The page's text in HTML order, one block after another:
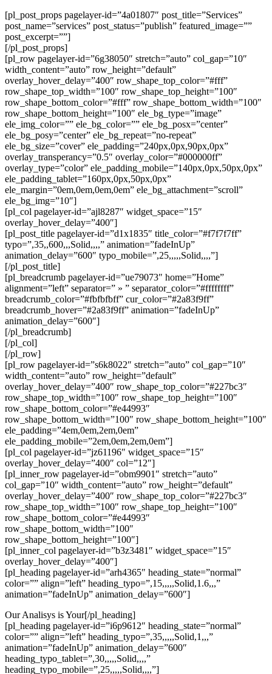
[pl_post_props pagelayer-id=”4a01807″ post_title=”Services”
post_name=”services” post_status=”publish” featured_image=””
post_excerpt=””]
[/pl_post_props]
[pl_row pagelayer-id=”6g38050″ stretch=”auto” col_gap=”10″
width_content=”auto” row_height=”default”
overlay_hover_delay=”400″ row_shape_top_color=”#fff”
row_shape_top_width=”100″ row_shape_top_height=”100″
row_shape_bottom_color=”#fff” row_shape_bottom_width=”100″
row_shape_bottom_height=”100″ ele_bg_type=”image”
ele_img_color=”” ele_bg_color=”” ele_bg_posx=”center”
ele_bg_posy=”center” ele_bg_repeat=”no-repeat”
ele_bg_size=”cover” ele_padding=”240px,0px,90px,0px”
overlay_transperancy=”0.5″ overlay_color=”#000000ff”
overlay_type=”color” ele_padding_mobile=”140px,0px,50px,0px”
ele_padding_tablet=”160px,0px,50px,0px”
ele_margin=”0em,0em,0em,0em” ele_bg_attachment=”scroll”
ele_bg_img=”10″]
[pl_col pagelayer-id=”ajl8287″ widget_space=”15″
overlay_hover_delay=”400″]
[pl_post_title pagelayer-id=”d1x1835″ title_color=”#f7f7f7ff”
typo=”,35,,600,,,Solid,,,,” animation=”fadeInUp”
animation_delay=”600″ typo_mobile=”,25,,,,,Solid,,,,”]
[/pl_post_title]
[pl_breadcrumb pagelayer-id=”ue79073″ home=”Home”
alignment=”left” separator=” » ” separator_color=”#ffffffff”
breadcrumb_color=”#fbfbfbff” cur_color=”#2a83f9ff”
breadcrumb_hover=”#2a83f9ff” animation=”fadeInUp”
animation_delay=”600″]
[/pl_breadcrumb]
[/pl_col]
[/pl_row]
[pl_row pagelayer-id=”s6k8022″ stretch=”auto” col_gap=”10″
width_content=”auto” row_height=”default”
overlay_hover_delay=”400″ row_shape_top_color=”#227bc3″
row_shape_top_width=”100″ row_shape_top_height=”100″
row_shape_bottom_color=”#e44993″
row_shape_bottom_width=”100″ row_shape_bottom_height=”100″
ele_padding=”4em,0em,2em,0em”
ele_padding_mobile=”2em,0em,2em,0em”]
[pl_col pagelayer-id=”jz61196″ widget_space=”15″
overlay_hover_delay=”400″ col=”12″]
[pl_inner_row pagelayer-id=”obm9901″ stretch=”auto”
col_gap=”10″ width_content=”auto” row_height=”default”
overlay_hover_delay=”400″ row_shape_top_color=”#227bc3″
row_shape_top_width=”100″ row_shape_top_height=”100″
row_shape_bottom_color=”#e44993″
row_shape_bottom_width=”100″
row_shape_bottom_height=”100″]
[pl_inner_col pagelayer-id=”b3z3481″ widget_space=”15″
overlay_hover_delay=”400″]
[pl_heading pagelayer-id=”arh4365″ heading_state=”normal”
color=”” align=”left” heading_typo=”,15,,,,,Solid,1.6,,,”
animation=”fadeInUp” animation_delay=”600″]
Our Analisys is Your[/pl_heading]
[pl_heading pagelayer-id=”i6p9612″ heading_state=”normal”
color=”” align=”left” heading_typo=”,35,,,,,Solid,1,,,”
animation=”fadeInUp” animation_delay=”600″
heading_typo_tablet=”,30,,,,,Solid,,,,”
heading_typo_mobile=”,25,,,,,Solid,,,,”]